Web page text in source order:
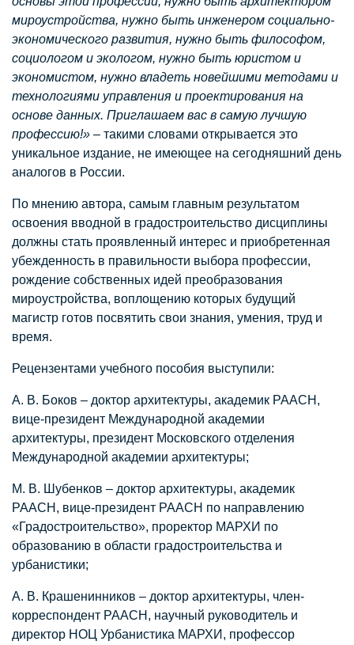
мироустройства, нужно быть инженером социально-
экономического развития, нужно быть философом,
социологом и экологом, нужно быть юристом и
экономистом, нужно владеть новейшими методами и
технологиями управления и проектирования на
основе данных. Приглашаем вас в самую лучшую
профессию!» – такими словами открывается это
уникальное издание, не имеющее на сегодняшний день
аналогов в России.
По мнению автора, самым главным результатом
освоения вводной в градостроительство дисциплины
должны стать проявленный интерес и приобретенная
убежденность в правильности выбора профессии,
рождение собственных идей преобразования
мироустройства, воплощению которых будущий
магистр готов посвятить свои знания, умения, труд и
время.
Рецензентами учебного пособия выступили:
А. В. Боков – доктор архитектуры, академик РААСН,
вице-президент Международной академии
архитектуры, президент Московского отделения
Международной академии архитектуры;
М. В. Шубенков – доктор архитектуры, академик
РААСН, вице-президент РААСН по направлению
«Градостроительство», проректор МАРХИ по
образованию в области градостроительства и
урбанистики;
А. В. Крашенинников – доктор архитектуры, член-
корреспондент РААСН, научный руководитель и
директор НОЦ Урбанистика МАРХИ, профессор